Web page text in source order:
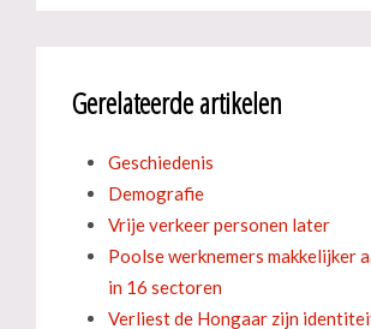
Gerelateerde artikelen
Geschiedenis
Demografie
Vrije verkeer personen later
Poolse werknemers makkelijker
in 16 sectoren
Verliest de Hongaar zijn